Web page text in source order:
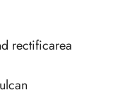
rectificarea